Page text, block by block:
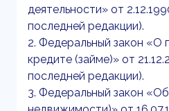
деятельности» от
последней редакции).
2. Федеральный закон «О
кредите (займе)» от
последней редакции).
3. Федеральный закон